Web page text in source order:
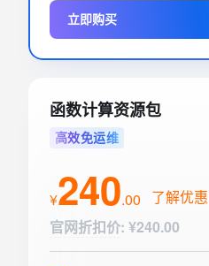
立即购买
函数计算资源包
高效免运维
¥240.00
了解优惠
官网折扣价: ¥240.00